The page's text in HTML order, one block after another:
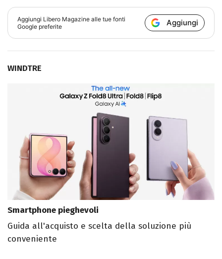
Aggiungi Libero Magazine alle tue fonti
Google preferite
Aggiungi
WINDTRE
Smartphone pieghevoli
Guida all'acquisto e scelta della soluzione più
conveniente